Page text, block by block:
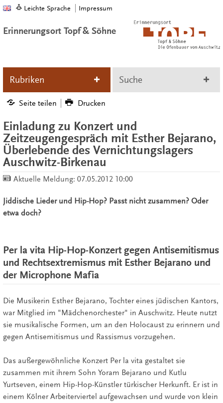
Leichte Sprache Impressum
Erinnerungsort Topf & Söhne
Rubriken Suche
Seite teilen Drucken
Einladung zu Konzert und
Zeitzeugengespräch mit Esther Bejarano,
Überlebende des Vernichtungslagers
Auschwitz-Birkenau
Aktuelle Meldung: 07.05.2012 10:00
Jiddische Lieder und Hip-Hop? Passt nicht zusammen? Oder
etwa doch?
Per la vita Hip-Hop-Konzert gegen Antisemitismus
und Rechtsextremismus mit Esther Bejarano und
der Microphone Mafia
Die Musikerin Esther Bejarano, Tochter eines jüdischen Kantors,
war Mitglied im "Mädchenorchester" in Auschwitz. Heute nutzt
sie musikalische Formen, um an den Holocaust zu erinnern und
gegen Antisemitismus und Rassismus vorzugehen.
Das außergewöhnliche Konzert Per la vita gestaltet sie
zusammen mit ihrem Sohn Yoram Bejarano und Kutlu
Yurtseven, einem Hip-Hop-Künstler türkischer Herkunft. Er ist in
einem Kölner Arbeiterviertel aufgewachsen und wurde von klein